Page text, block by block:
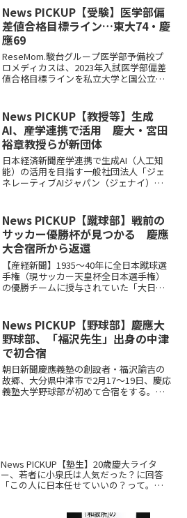
するニュースサイト「SUUMOジャーナ
ル」はこのほど、日...
News PICKUP【受験】医学部偏
差値合格目標ライン…東大74・慶
應69
ReseMom.駿台グループ医学部予備校プ
ロメディカスは、2023年入試医学部偏差
値合格目標ラインを私立大学と国公立大
74、私立大は慶大（医-医／3教科）69が
も...
News PICKUP【教授等】生成
AI、産学連携で活用 慶大・宮田
裕章教授らが新団体
日本経済新聞産学連携で生成AI（人工知
能）の活用を目指す一般社団法人「ジェ
ネレーティブAIジャパン（ジェナイ）」
IT（情報技術）企業や経済、学術界の有
識者が理事として参加...
News PICKUP【蹴球部】戦前の
サッカー優勝杯が見つかる 慶應
大合宿所から返還
【産経新聞】1935～40年に全日本蹴球選
手権（現サッカー天皇杯全日本選手権）
の優勝チームに授与されていた「大日本
サッカー協会で返還式が行われた。台座
を含めて高さ21...
News PICKUP【野球部】慶應大
野球部、「福沢先生」出身の中津
で初合宿
朝日新聞慶應義塾の創設者・福沢諭吉の
故郷、大分県中津市で2月17～19日、慶応
義塾大学野球部が初めて合宿をする。市
News PICKUP【塾生】20歳慶大ライタ
ー、若者に小泉氏は人気だった？に回答
「この人に日本任せていいの？って。ネ